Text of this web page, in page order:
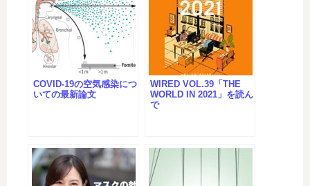
COVID-19の空気感染につ
いての最新論文
WIRED VOL.39「THE
WORLD IN 2021」を読ん
で